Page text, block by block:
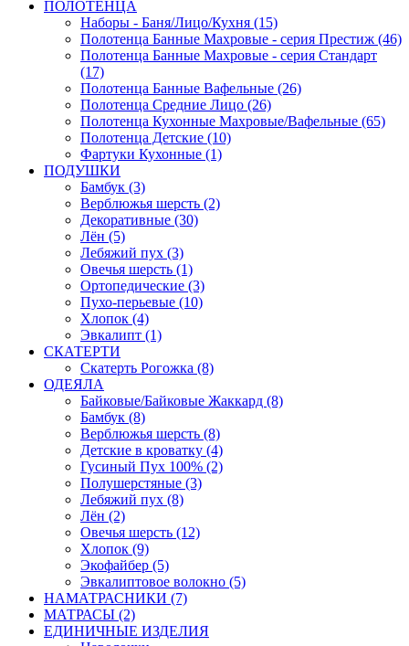
ПОЛОТЕНЦА
Наборы - Баня/Лицо/Кухня (15)
Полотенца Банные Махровые - серия Престиж (46)
Полотенца Банные Махровые - серия Стандарт
(17)
Полотенца Банные Вафельные (26)
Полотенца Средние Лицо (26)
Полотенца Кухонные Махровые/Вафельные (65)
Полотенца Детские (10)
Фартуки Кухонные (1)
ПОДУШКИ
Бамбук (3)
Верблюжья шерсть (2)
Декоративные (30)
Лён (5)
Лебяжий пух (3)
Овечья шерсть (1)
Ортопедические (3)
Пухо-перьевые (10)
Хлопок (4)
Эвкалипт (1)
СКАТЕРТИ
Скатерть Рогожка (8)
ОДЕЯЛА
Байковые/Байковые Жаккард (8)
Бамбук (8)
Верблюжья шерсть (8)
Детские в кроватку (4)
Гусиный Пух 100% (2)
Полушерстяные (3)
Лебяжий пух (8)
Лён (2)
Овечья шерсть (12)
Хлопок (9)
Экофайбер (5)
Эвкалиптовое волокно (5)
НАМАТРАСНИКИ (7)
МАТРАСЫ (2)
ЕДИНИЧНЫЕ ИЗДЕЛИЯ